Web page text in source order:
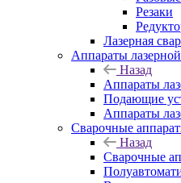
Резаки
Лазерная
Аппараты
Назад
Аппараты
Подающие
Аппараты
Сварочные
Назад
Сварочные